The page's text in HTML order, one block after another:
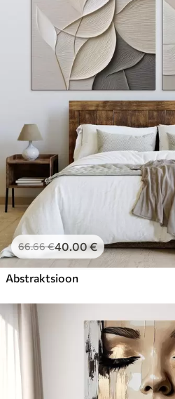
66.66€40.00€
Abstraktsioon